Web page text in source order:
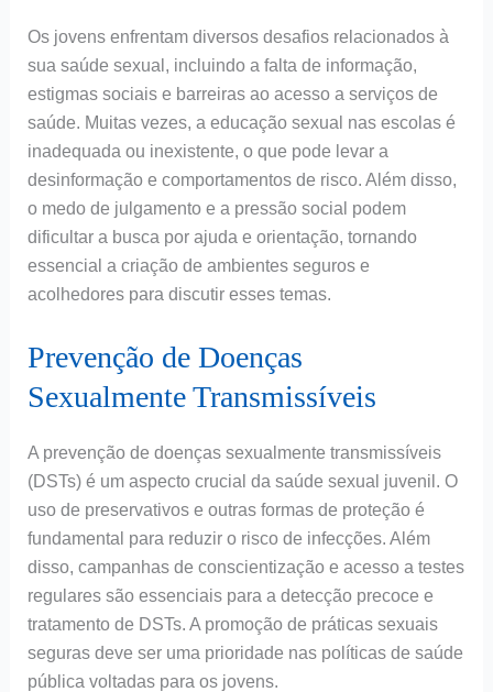
Os jovens enfrentam diversos desafios relacionados à
sua saúde sexual, incluindo a falta de informação,
estigmas sociais e barreiras ao acesso a serviços de
saúde. Muitas vezes, a educação sexual nas escolas é
inadequada ou inexistente, o que pode levar a
desinformação e comportamentos de risco. Além disso,
o medo de julgamento e a pressão social podem
dificultar a busca por ajuda e orientação, tornando
essencial a criação de ambientes seguros e
acolhedores para discutir esses temas.
Prevenção de Doenças
Sexualmente Transmissíveis
A prevenção de doenças sexualmente transmissíveis
(DSTs) é um aspecto crucial da saúde sexual juvenil. O
uso de preservativos e outras formas de proteção é
fundamental para reduzir o risco de infecções. Além
disso, campanhas de conscientização e acesso a testes
regulares são essenciais para a detecção precoce e
tratamento de DSTs. A promoção de práticas sexuais
seguras deve ser uma prioridade nas políticas de saúde
pública voltadas para os jovens.